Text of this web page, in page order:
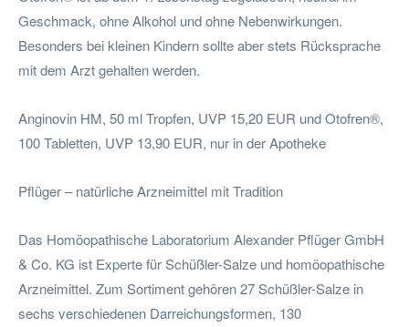
Geschmack, ohne Alkohol und ohne Nebenwirkungen.
Besonders bei kleinen Kindern sollte aber stets Rücksprache
mit dem Arzt gehalten werden.
Anginovin HM, 50 ml Tropfen, UVP 15,20 EUR und Otofren®,
100 Tabletten, UVP 13,90 EUR, nur in der Apotheke
Pflüger – natürliche Arzneimittel mit Tradition
Das Homöopathische Laboratorium Alexander Pflüger GmbH
& Co. KG ist Experte für Schüßler-Salze und homöopathische
Arzneimittel. Zum Sortiment gehören 27 Schüßler-Salze in
sechs verschiedenen Darreichungsformen, 130